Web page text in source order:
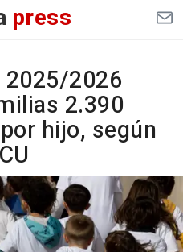
press
2025/2026
2.390
hijo, según